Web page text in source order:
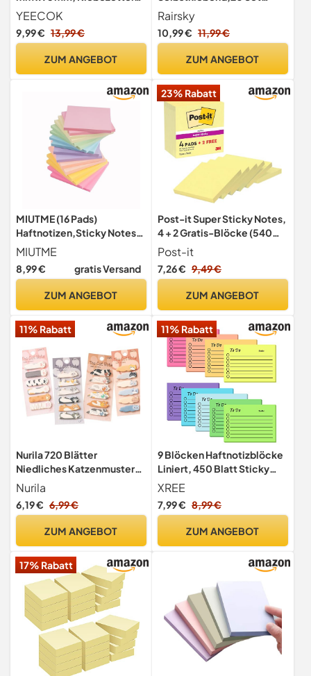
zum Beschriften, Leicht zu
Beschreiben,
Wiederaufklebbar, Super
Zuhause, Büro
YEECOK
9,99 € 13,99 €
ZUM ANGEBOT
Haftnotizen
Tabs,Klebezettel
Klein,Page Marker,Sticky
Büro,Schule,Seitenmarkier
Index Annotating Tabs
(Farbe: Mehrfarbig)
Rairsky
10,99 € 11,99 €
ZUM ANGEBOT
MIUTME (16 Pads)
Haftnotizen,Sticky Notes,
Klebezettel Einfach zu
Schreiben und
Aufzukleben,Geeignet für
Büro(75×75 mm,8 Farbens)
MIUTME
8,99 € gratis Versand
ZUM ANGEBOT
23% Rabatt
Post-it Super Sticky Notes,
4 + 2 Gratis-Blöcke (540
Blatt), 76 mm x 76 mm
Post-it
7,26 € 9,49 €
ZUM ANGEBOT
11% Rabatt
Nurila 720 Blätter
Niedliches Katzenmuster
Haftnotizen Set, Lustige
Formen Klebezettel Klein,
Sticky Notes für
Lehrer, Lernen,
Nurila
6,19 € 6,99 €
ZUM ANGEBOT
11% Rabatt
9 Blöcken Haftnotizblöcke
Liniert, 450 Blatt Sticky
Notes, 10 x 7 cm
XREE
7,99 € 8,99 €
ZUM ANGEBOT
17% Rabatt